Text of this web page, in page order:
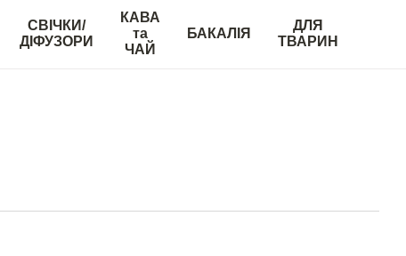
СВІЧКИ/
ДІФУЗОРИ
КАВА
та
ЧАЙ
БАКАЛІЯ
ДЛЯ
ТВАРИН